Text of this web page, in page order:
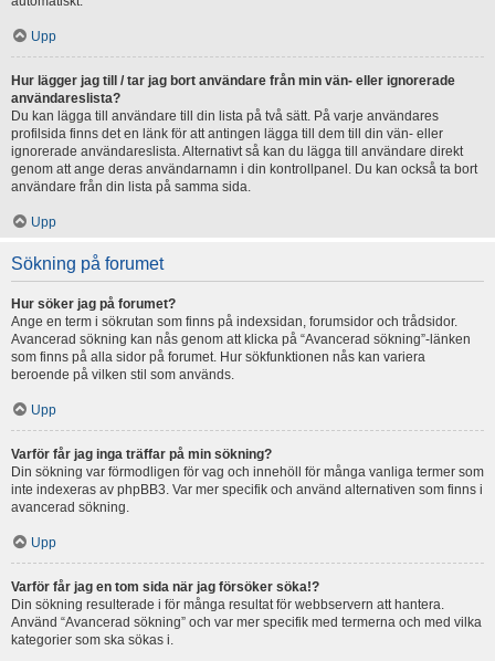
Upp
Hur lägger jag till / tar jag bort användare från min vän- eller ignorerade
användareslista?
Du kan lägga till användare till din lista på två sätt. På varje användares
profilsida finns det en länk för att antingen lägga till dem till din vän- eller
ignorerade användareslista. Alternativt så kan du lägga till användare direkt
genom att ange deras användarnamn i din kontrollpanel. Du kan också ta bort
användare från din lista på samma sida.
Upp
Sökning på forumet
Hur söker jag på forumet?
Ange en term i sökrutan som finns på indexsidan, forumsidor och trådsidor.
Avancerad sökning kan nås genom att klicka på “Avancerad sökning”-länken
som finns på alla sidor på forumet. Hur sökfunktionen nås kan variera
beroende på vilken stil som används.
Upp
Varför får jag inga träffar på min sökning?
Din sökning var förmodligen för vag och innehöll för många vanliga termer som
inte indexeras av phpBB3. Var mer specifik och använd alternativen som finns i
avancerad sökning.
Upp
Varför får jag en tom sida när jag försöker söka!?
Din sökning resulterade i för många resultat för webbservern att hantera.
Använd “Avancerad sökning” och var mer specifik med termerna och med vilka
kategorier som ska sökas i.